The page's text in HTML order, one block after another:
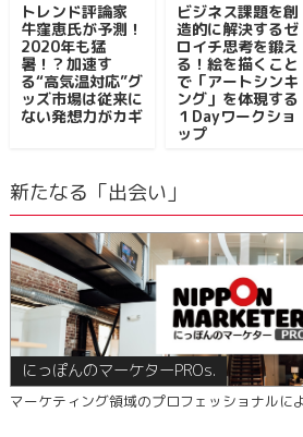
トレンド評論家
牛窪恵氏が予測！
2020年も猛
暑！？加速す
る“高気温対応”グ
ッズ市場は従来に
ない発想力がカギ
ビジネス課題を創
造的に解決するゼ
ロイチ思考を鍛え
る！絵を描くこと
で「アートシンキ
ング」を体現する
１Dayワークショ
ップ
新たなる「出会い」
にっぽんのマーケターPROs.
マーケティング領域のプロフェッショナルに